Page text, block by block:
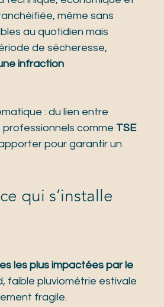
même sans
au quotidien mais
de sécheresse,
infraction
: du lien entre
comme TSE
pour garantir un
qui s’installe
les plus impactées par le
faible pluviométrie estivale
fragile.